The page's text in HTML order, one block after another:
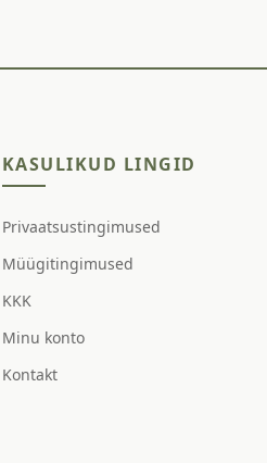
KASULIKUD LINGID
Privaatsustingimused
Müügitingimused
KKK
Minu konto
Kontakt